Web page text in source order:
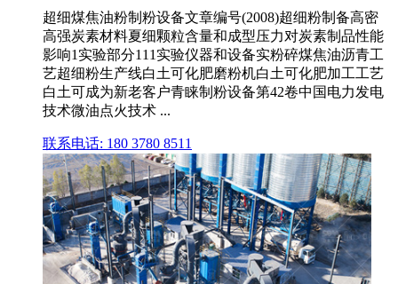
超细煤焦油粉制粉设备文章编号(2008)超细粉制备高密
高强炭素材料夏细颗粒含量和成型压力对炭素制品性能
影响1实验部分111实验仪器和设备实粉碎煤焦油沥青工
艺超细粉生产线白土可化肥磨粉机白土可化肥加工工艺
白土可成为新老客户青睐制粉设备第42卷中国电力发电
技术微油点火技术 ...
联系电话: 180 3780 8511